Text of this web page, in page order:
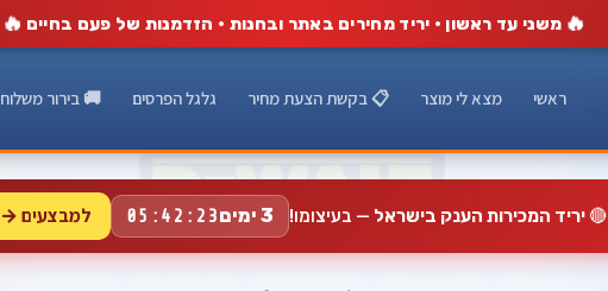
🔥 משני עד ראשון · יריד מחירים באתר ובחנות · הזדמנות של פעם בחיים 🔥
ראשי מצא לי מוצר 📋 בקשת הצעת מחיר גלגל הפרסים 🚚 בירור משלוח
🔴יריד המכירות הענק בישראל — בעיצומו! 3 ימים 05:42:22 למבצעים →